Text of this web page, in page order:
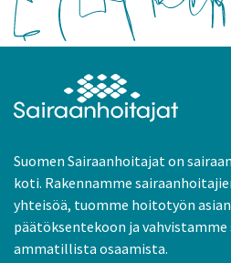
Suomen Sairaanhoitajat on
koti. Rakennamme
yhteisöä, tuomme hoitotyön
päätöksentekoon ja
ammatillista osaamista.